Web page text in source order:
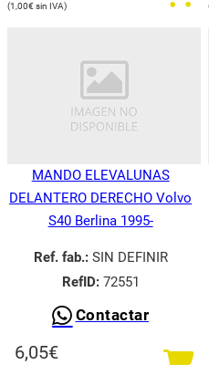
1,00€
MANDO ELEVALUNAS
DELANTERO DERECHO Volvo
S40 Berlina 1995-
Ref. fab.:SIN DEFINIR
RefID:72551
Contactar
6,05€